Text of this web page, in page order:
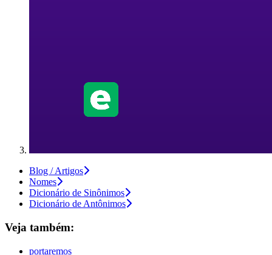
Blog / Artigos
Nomes
Dicionário de Sinônimos
Dicionário de Antônimos
Veja também:
portaremos